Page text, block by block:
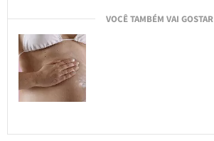
VOCÊ TAMBÉM VAI GOSTAR